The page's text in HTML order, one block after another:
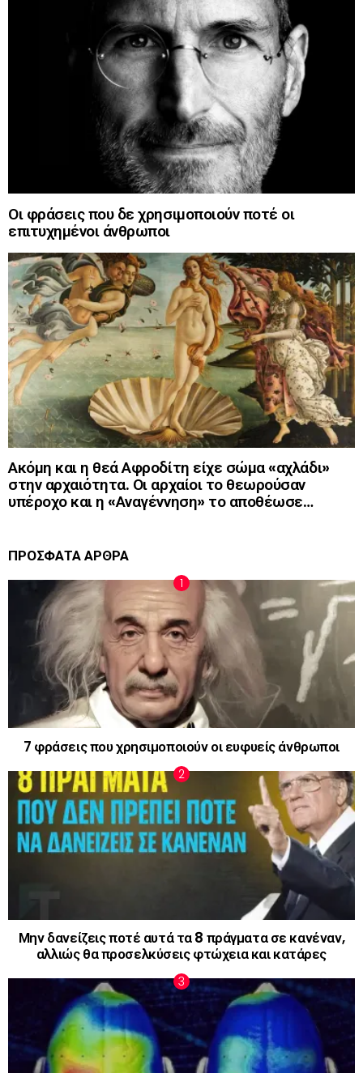
Οι φράσεις που δε χρησιμοποιούν ποτέ οι
επιτυχημένοι άνθρωποι
Ακόμη και η θεά Αφροδίτη είχε σώμα «αχλάδι»
στην αρχαιότητα. Οι αρχαίοι το θεωρούσαν
υπέροχο και η «Αναγέννηση» το αποθέωσε…
ΠΡΟΣΦΑΤΑ ΑΡΘΡΑ
7 φράσεις που χρησιμοποιούν οι ευφυείς άνθρωποι
Μην δανείζεις ποτέ αυτά τα 8 πράγματα σε κανέναν,
αλλιώς θα προσελκύσεις φτώχεια και κατάρες